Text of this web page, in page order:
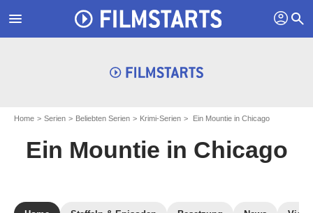
menu profil search
Home Serien Beliebten Serien Krimi-Serien Ein Mountie in Chicago
Ein Mountie in Chicago